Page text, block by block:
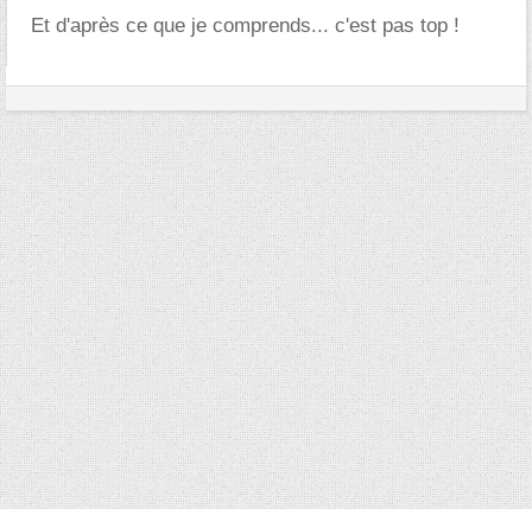
Et d'après ce que je comprends... c'est pas top !